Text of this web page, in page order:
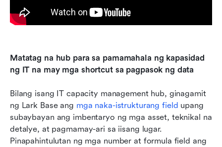
Matatag na hub para sa pamamahala ng kapasidad
ng IT na may mga shortcut sa pagpasok ng data
Bilang isang IT capacity management hub, ginagamit
ng Lark Base ang mga naka-istrukturang field upang
subaybayan ang imbentaryo ng mga asset, teknikal na
detalye, at pagmamay-ari sa iisang lugar.
Pinapahintulutan ng mga number at formula field ang